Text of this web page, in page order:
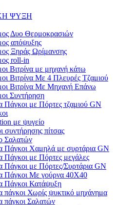
ΨΥΞΗ
Δυο Θερμοκρασιών
απόψυξης
Ξηράς Ωρίμανσης
roll-in
Βιτρίνα με μηχανή κάτω
Βιτρίνα Με 4 Πλευρές Τζαμιού
Βιτρίνα Με Μηχανή Επάνω
Συντήρηση
Πάγκοι με Πόρτες τζαμιού GN
με ψυγείο
συντήρησης πίτσας
Σαλατών
Πάγκοι Χαμηλά με συρτάρια GN
Πάγκοι με Πόρτες μεγάλες
Πάγκοι με Πόρτες/Συρτάρια GN
Πάγκοι Με γούρνα 40Χ40
Πάγκοι Κατάψυξη
πάγκοι Χωρίς ψυκτικό μηχάνημα
πάγκοι Σαλατών